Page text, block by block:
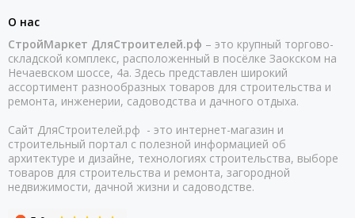
О нас
СтройМаркет ДляСтроителей.рф – это крупный торгово-
складской комплекс, расположенный в посёлке Заокском на
Нечаевском шоссе, 4а. Здесь представлен широкий
ассортимент разнообразных товаров для строительства и
ремонта, инженерии, садоводства и дачного отдыха.
Сайт ДляСтроителей.рф - это интернет-магазин и
строительный портал с полезной информацией об
архитектуре и дизайне, технологиях строительства, выборе
товаров для строительства и ремонта, загородной
недвижимости, дачной жизни и садоводстве.